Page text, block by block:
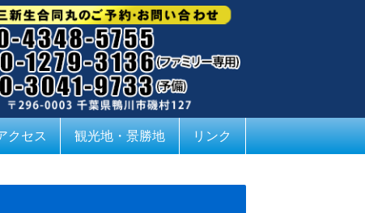
クセス 観光地・景勝地 リンク